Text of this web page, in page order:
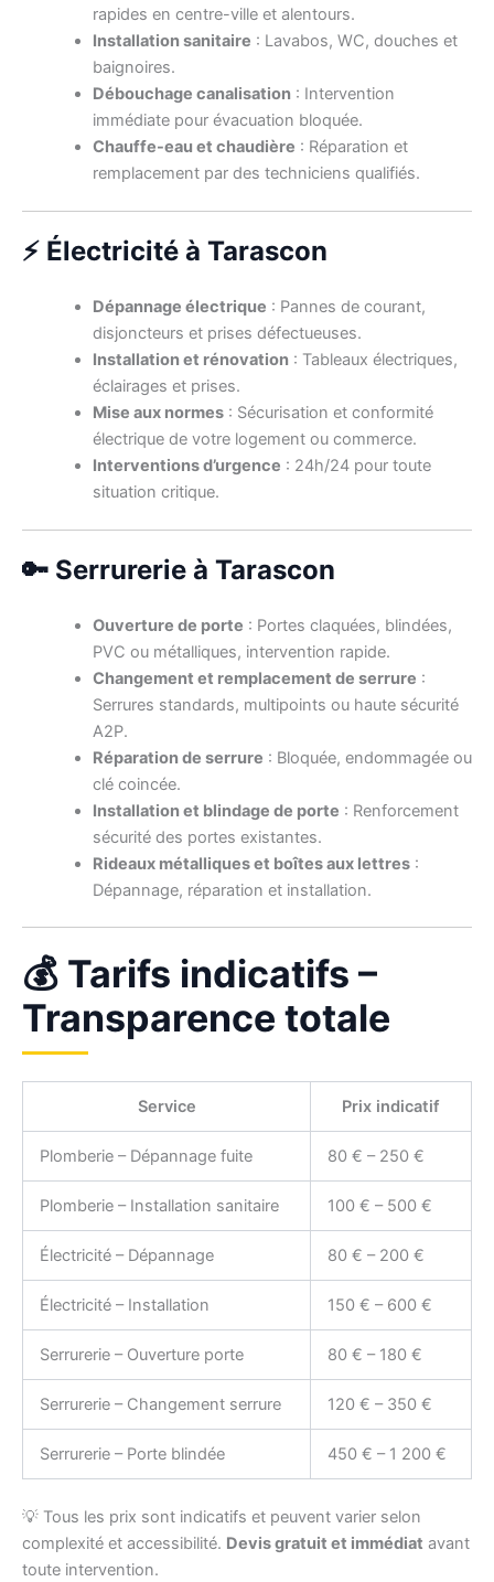
rapides en centre-ville et alentours.
Installation sanitaire : Lavabos, WC, douches et
baignoires.
Débouchage canalisation: Intervention
immédiate pour évacuation bloquée.
Chauffe-eau et chaudière : Réparation et
remplacement par des techniciens qualifiés.
⚡ Électricité à Tarascon
Dépannage électrique : Pannes de courant,
disjoncteurs et prises défectueuses.
Installation et rénovation: Tableaux électriques,
éclairages et prises.
Mise aux normes: Sécurisation et conformité
électrique de votre logement ou commerce.
Interventions d’urgence : 24h/24 pour toute
situation critique.
🔑 Serrurerie à Tarascon
Ouverture de porte : Portes claquées, blindées,
PVC ou métalliques, intervention rapide.
Changement et remplacement de serrure :
Serrures standards, multipoints ou haute sécurité
A2P.
Réparation de serrure : Bloquée, endommagée ou
clé coincée.
Installation et blindage de porte : Renforcement
sécurité des portes existantes.
Rideaux métalliques et boîtes aux lettres:
Dépannage, réparation et installation.
💰 Tarifs indicatifs –
Transparence totale
Service Prix indicatif
Plomberie – Dépannage fuite 80 € – 250 €
Plomberie – Installation sanitaire 100 € – 500 €
Électricité – Dépannage 80 € – 200 €
Électricité – Installation 150 € – 600 €
Serrurerie – Ouverture porte 80 € – 180 €
Serrurerie – Changement serrure 120 € – 350 €
Serrurerie – Porte blindée 450 € – 1 200 €
💡 Tous les prix sont indicatifs et peuvent varier selon
complexité et accessibilité. Devis gratuit et immédiat avant
toute intervention.